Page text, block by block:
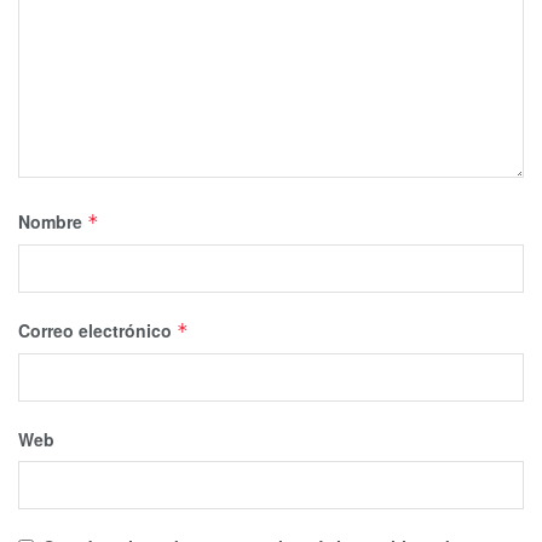
Nombre *
Correo electrónico *
Web